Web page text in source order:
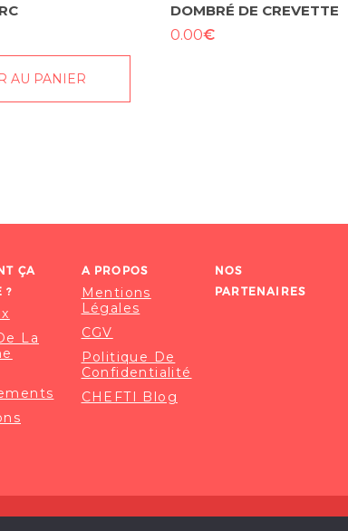
AU PANIER
DOMBRÉ DE CREVETTE
0.00€
ÇA
?
La
A PROPOS
Mentions
Légales
CGV
Politique De
Confidentialité
CHEFTI Blog
NOS
PARTENAIRES